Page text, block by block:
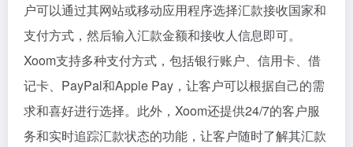
户可以通过其网站或移动应用程序选择汇款接收国家和
支付方式，然后输入汇款金额和接收人信息即可。
Xoom支持多种支付方式，包括银行账户、信用卡、借
记卡、PayPal和Apple Pay，让客户可以根据自己的需
求和喜好进行选择。此外，Xoom还提供24/7的客户服
务和实时追踪汇款状态的功能，让客户随时了解其汇款